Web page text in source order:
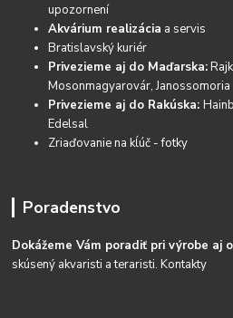
upozornení
Akvárium realizácia a servis
Bratislavský kuriér
Privezieme aj do Maďarska:
Mosonmagyarovár, Janossomoria
Privezieme aj do Rakúska:
Edelsal
Zriaďovanie na kĺúč - fotky
Poradenstvo
Dokážeme Vám poradiť pri výrobe aj
skúsený akvaristi a teraristi.Kontakty